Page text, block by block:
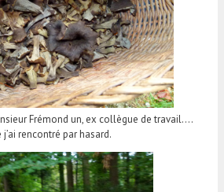
Frémond un, ex collègue de travail….
j’ai rencontré par hasard.